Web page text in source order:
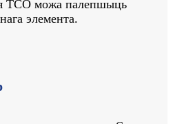
TCO можа палепшыць
элемента.